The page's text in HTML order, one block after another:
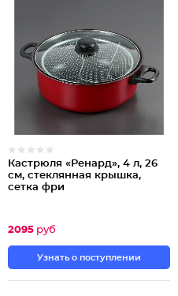
Кастрюля «Ренард», 4 л, 26
см, стеклянная крышка,
сетка фри
2095 руб
Узнать о поступлении